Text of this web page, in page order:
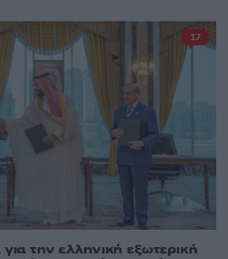
την ελληνική εξωτερική
17